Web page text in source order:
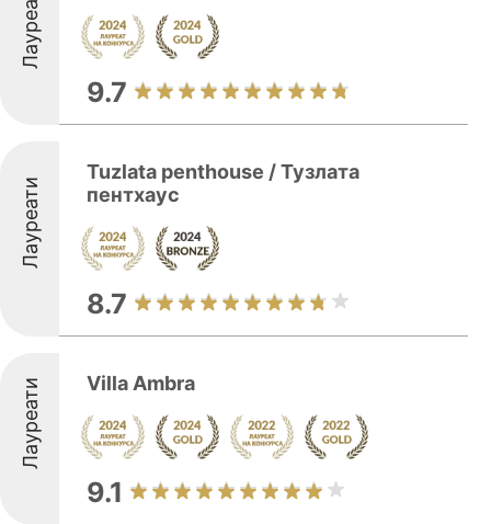
Лауреати
9.7
Лауреати
Tuzlata penthouse / Тузлата
пентхаус
8.7
Лауреати Villa Ambra
9.1